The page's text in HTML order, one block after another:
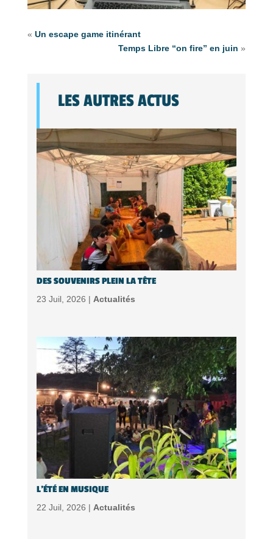
« Un escape game itinérant
Temps Libre “on fire” en juin »
LES AUTRES ACTUS
DES SOUVENIRS PLEIN LA TÊTE
23 Juil, 2026 | Actualités
L’ÉTÉ EN MUSIQUE
22 Juil, 2026 | Actualités